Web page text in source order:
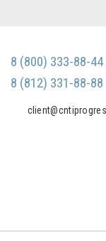
Мы не
спам
8 (800) 333-88-44
8 (812) 331-88-88